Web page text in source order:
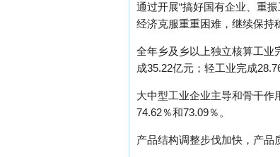
通过开展“搞好国有企业、重
经济克服重重困难，继续保持
全年乡及乡以上独立核算工业
成35.22亿元；轻工业完成
大中型工业企业主导和骨干作
74.62％和73.09％。
产品结构调整步伐加快，产品